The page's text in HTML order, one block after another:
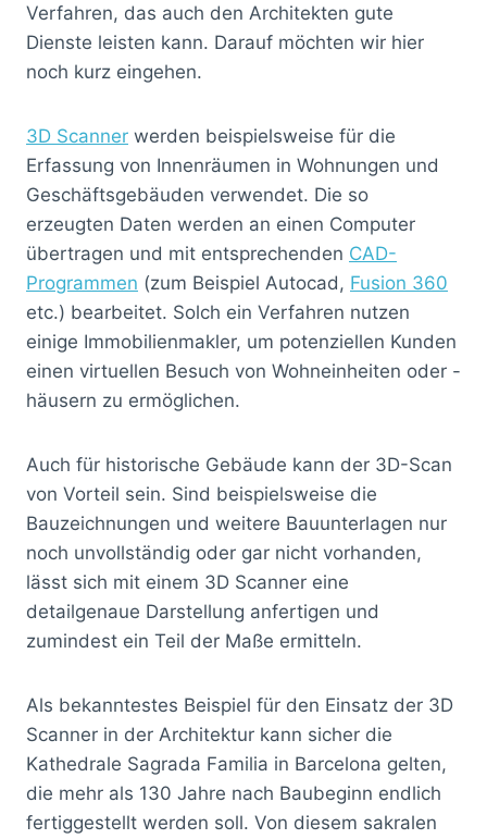
Verfahren, das auch den Architekten gute
Dienste leisten kann. Darauf möchten wir hier
noch kurz eingehen.
3D Scanner werden beispielsweise für die
Erfassung von Innenräumen in Wohnungen und
Geschäftsgebäuden verwendet. Die so
erzeugten Daten werden an einen Computer
übertragen und mit entsprechenden CAD-
Programmen (zum Beispiel Autocad, Fusion 360
etc.) bearbeitet. Solch ein Verfahren nutzen
einige Immobilienmakler, um potenziellen Kunden
einen virtuellen Besuch von Wohneinheiten oder -
häusern zu ermöglichen.
Auch für historische Gebäude kann der 3D-Scan
von Vorteil sein. Sind beispielsweise die
Bauzeichnungen und weitere Bauunterlagen nur
noch unvollständig oder gar nicht vorhanden,
lässt sich mit einem 3D Scanner eine
detailgenaue Darstellung anfertigen und
zumindest ein Teil der Maße ermitteln.
Als bekanntestes Beispiel für den Einsatz der 3D
Scanner in der Architektur kann sicher die
Kathedrale Sagrada Familia in Barcelona gelten,
die mehr als 130 Jahre nach Baubeginn endlich
fertiggestellt werden soll. Von diesem sakralen